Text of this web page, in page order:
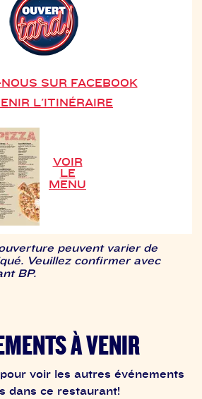
SUR FACEBOOK
L'ITINÉRAIRE
VOIR
LE
MENU
peuvent varier de
Veuillez confirmer avec
BP.
À VENIR
voir les autres événements
dans ce restaurant!